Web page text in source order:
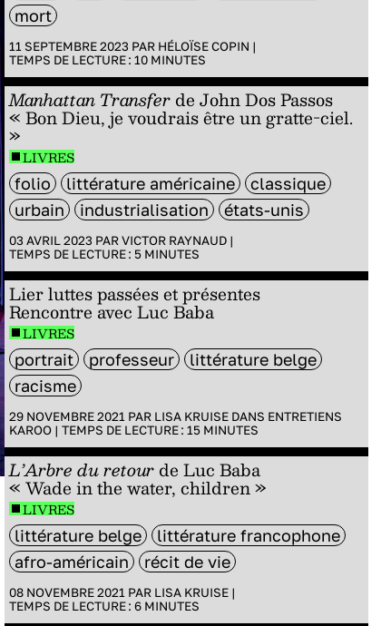
mort
11 SEPTEMBRE 2023 PAR HÉLOÏSE COPIN |
TEMPS DE LECTURE : 10MINUTES
Manhattan Transferde John Dos Passos
« Bon Dieu, je voudrais être un gratte-ciel.
»
LIVRES
folio littérature américaine
classique
urbain
industrialisation états-unis
03 AVRIL 2023 PARVICTOR RAYNAUD|
TEMPS DE LECTURE : 5MINUTES
Lier luttes passées et présentes
Rencontre avec Luc Baba
LIVRES
portrait professeur
littérature belge
racisme
29 NOVEMBRE 2021 PAR LISA KRUISEDANS ENTRETIENS
KAROO| TEMPS DE LECTURE : 15MINUTES
L’Arbre du retourde Luc Baba
« Wade in the water, children »
LIVRES
littérature belge
littérature francophone
afro-américain
récit de vie
08 NOVEMBRE 2021 PAR LISA KRUISE|
TEMPS DE LECTURE : 6MINUTES